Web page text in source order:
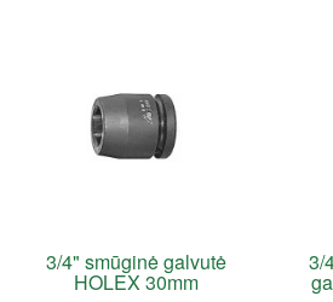
3/4" smūginė galvutė
HOLEX 30mm
3/